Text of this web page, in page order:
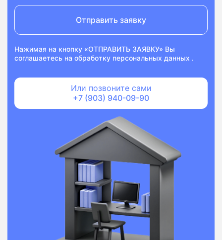
Отправить заявку
Нажимая на кнопку «ОТПРАВИТЬ ЗАЯВКУ» Вы
соглашаетесь на обработку персональных данных .
Или позвоните сами
+7 (903) 940-09-90